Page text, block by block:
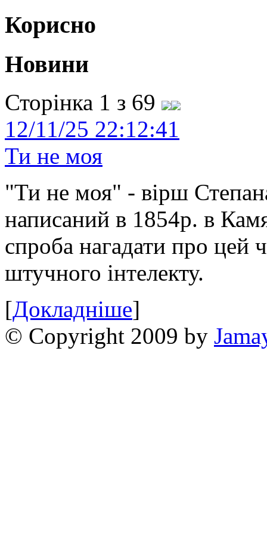
Корисно
Новини
Сторінка 1 з 69
12/11/25 22:12:41
Ти не моя
"Ти не моя" - вірш
написаний в 1854р. в
спроба нагадати про цей
штучного інтелекту.
[Докладніше]
© Copyright 2009 by